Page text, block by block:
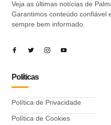
Veja as últimas notícias de
Garantimos conteúdo confiável
sempre bem informado.
Políticas
Política de Privacidade
Política de Cookies